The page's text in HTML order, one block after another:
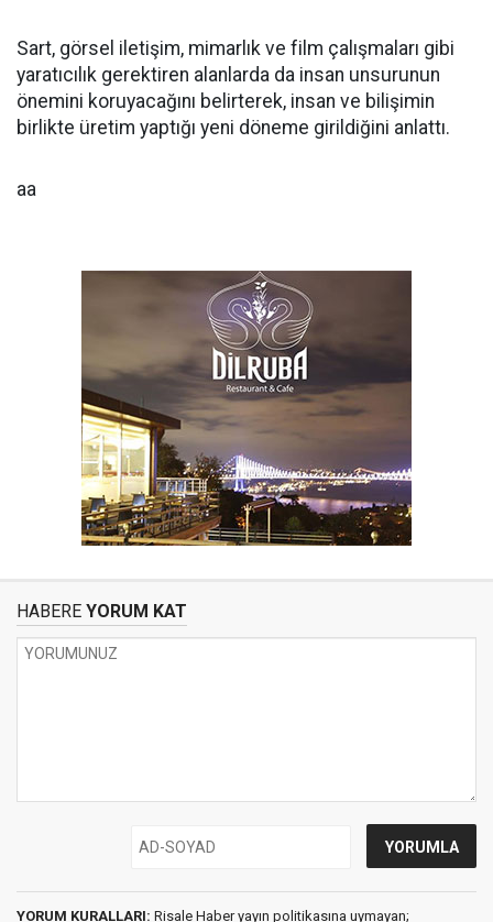
Sart, görsel iletişim, mimarlık ve film çalışmaları gibi
yaratıcılık gerektiren alanlarda da insan unsurunun
önemini koruyacağını belirterek, insan ve bilişimin
birlikte üretim yaptığı yeni döneme girildiğini anlattı.
aa
HABERE YORUM KAT
YORUM KURALLARI: Risale Haber yayın politikasına uymayan;